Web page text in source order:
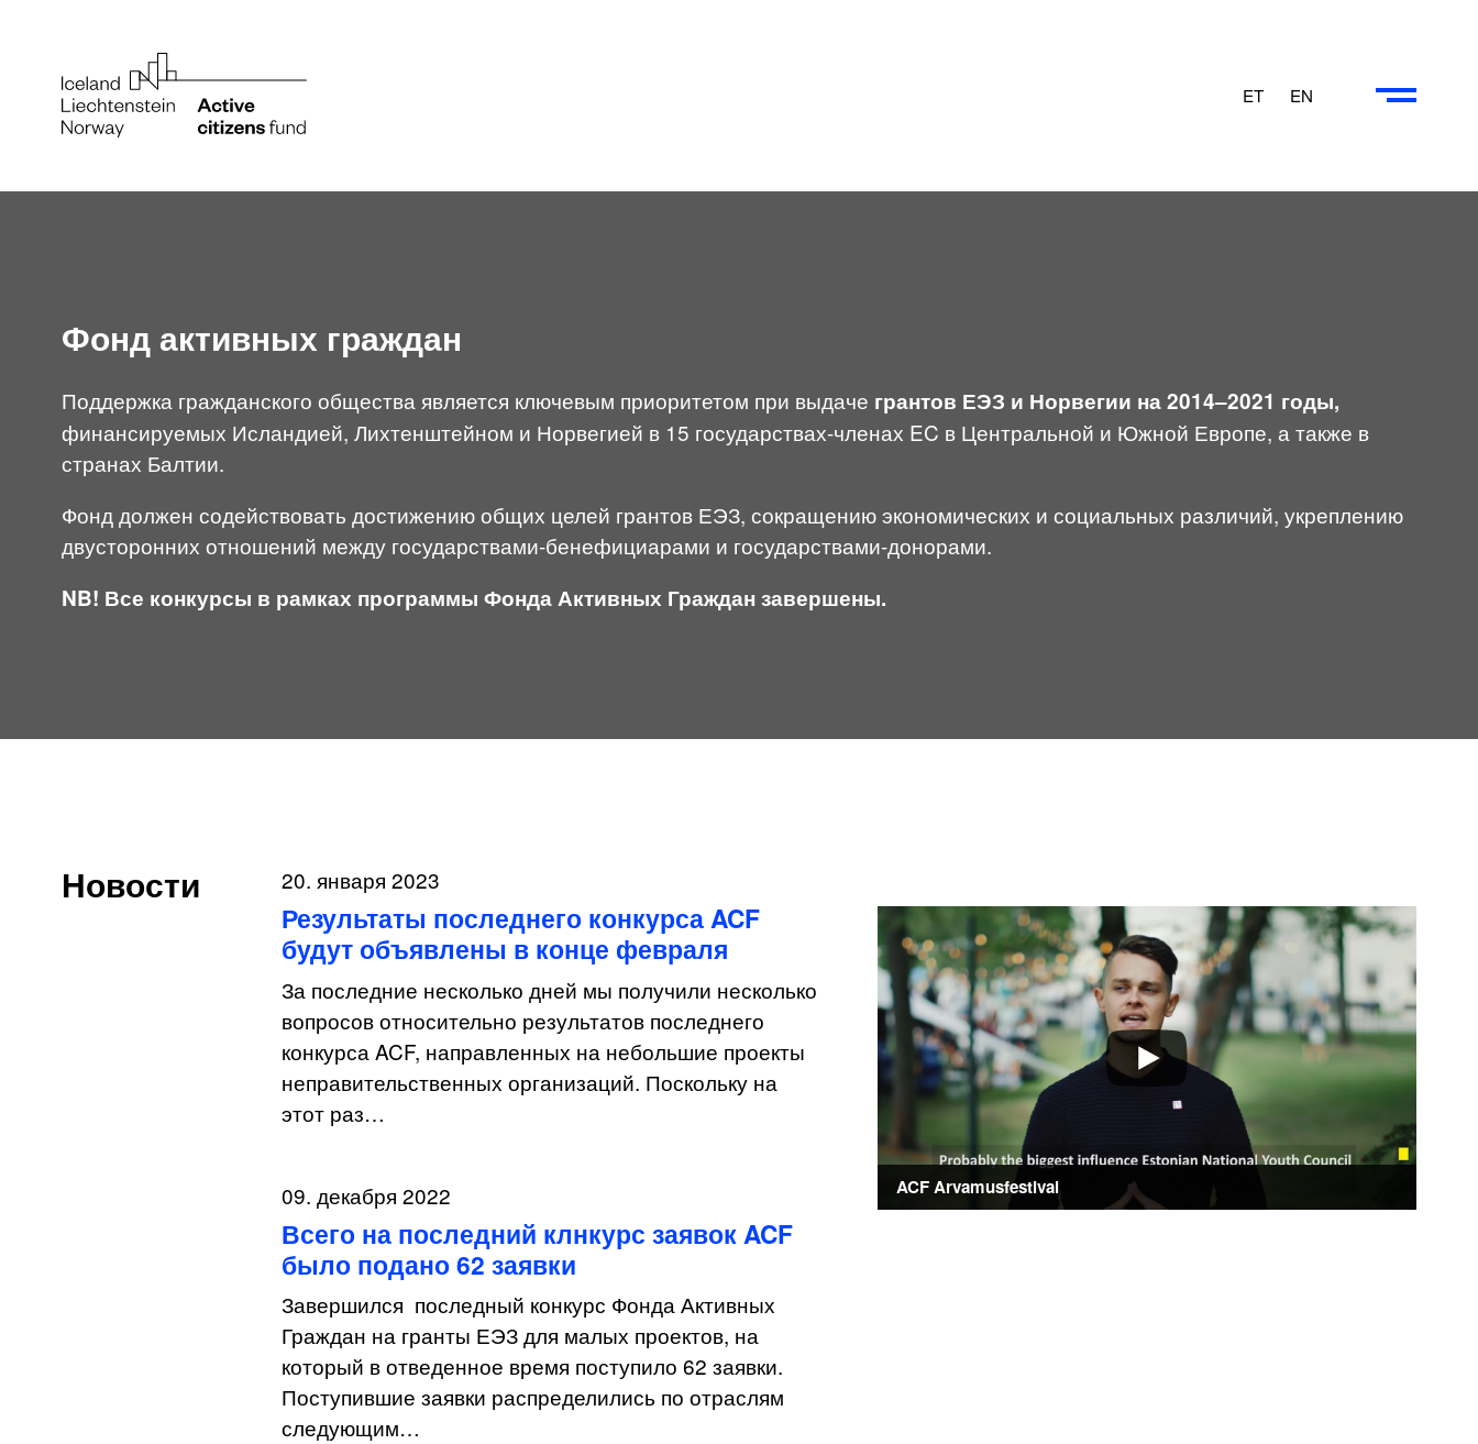
ET EN
Фонд активных граждан
Поддержка гражданского общества является ключевым приоритетом при выдаче грантов ЕЭЗ и Норвегии на 2014–2021 годы,
финансируемых Исландией, Лихтенштейном и Норвегией в 15 государствах-членах EC в Центральной и Южной Европе, а также в
странах Балтии.
Фонд должен содействовать достижению общих целей грантов ЕЭЗ, сокращению экономических и социальных различий, укреплению
двусторонних отношений между государствами-бенефициарами и государствами-донорами.
NB! Все конкурсы в рамках программы Фонда Активных Граждан завершены.
Новости 20. января 2023
Результаты последнего конкурса ACF
будут объявлены в конце февраля
За последние несколько дней мы получили несколько
вопросов относительно результатов последнего
конкурса ACF, направленных на небольшие проекты
неправительственных организаций. Поскольку на
этот раз…
09. декабря 2022
Всего на последний клнкурс заявок ACF
было подано 62 заявки
Завершился последный конкурс Фонда Активных
Граждан на гранты ЕЭЗ для малых проектов, на
который в отведенное время поступило 62 заявки.
Поступившие заявки распределились по отраслям
следующим…
ACF Arvamusfestival